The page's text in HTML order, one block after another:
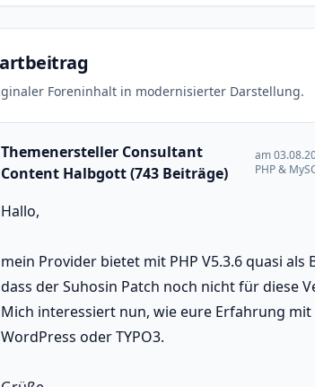
Foreninhalt in modernisierter Darstellung.
Themenersteller Consultant
Content Halbgott (743 Beiträge)
am
PHP &
Hallo,
mein Provider bietet mit PHP V5.3.6 quasi als
dass der Suhosin Patch noch nicht für diese
Mich interessiert nun, wie eure Erfahrung mit
WordPress oder TYPO3.